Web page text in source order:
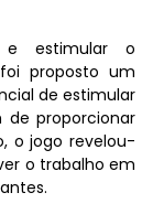
e estimular o
proposto um
de estimular
de proporcionar
o jogo revelou-
o trabalho em